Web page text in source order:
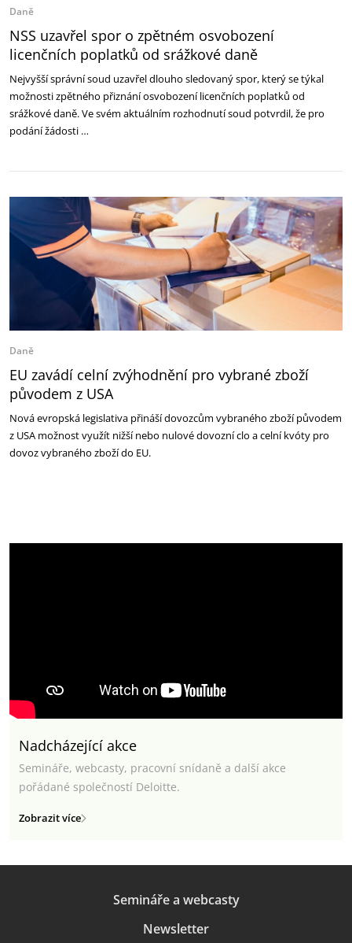
Daně
NSS uzavřel spor o zpětném osvobození
licenčních poplatků od srážkové daně
Nejvyšší správní soud uzavřel dlouho sledovaný spor, který se týkal
možnosti zpětného přiznání osvobození licenčních poplatků od
srážkové daně. Ve svém aktuálním rozhodnutí soud potvrdil, že pro
podání žádosti …
Daně
EU zavádí celní zvýhodnění pro vybrané zboží
původem z USA
Nová evropská legislativa přináší dovozcům vybraného zboží původem
z USA možnost využít nižší nebo nulové dovozní clo a celní kvóty pro
dovoz vybraného zboží do EU.
Nadcházející akce
Semináře, webcasty, pracovní snídaně a další akce
pořádané společností Deloitte.
Zobrazit více
Semináře a webcasty
Newsletter